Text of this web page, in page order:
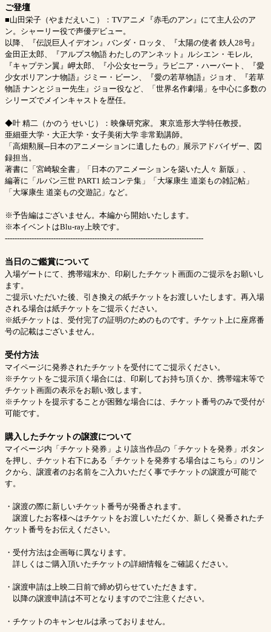
ご登壇
■山田栄子（やまだえいこ）：TVアニメ『赤毛のアン』にて主人公のア
ン。シャーリー役で声優デビュー。
以降、『伝説巨人イデオン』バンダ・ロッタ、『太陽の使者 鉄人28号』
金田正太郎、『アルプス物語 わたしのアンネット』ルシエン・モレル,
『キャプテン翼』岬太郎、『小公女セーラ』ラビニア・ハーバート、『愛
少女ポリアンナ物語』ジミー・ビーン、『愛の若草物語』ジョオ、『若草
物語 ナンとジョー先生』ジョー役など、「世界名作劇場」を中心に多数の
シリーズでメインキャストを歴任。
◆叶 精二（かのう せいじ）：映像研究家。 東京造形大学特任教授。
亜細亜大学・大正大学・女子美術大学 非常勤講師。
「高畑勲展─日本のアニメーションに遺したもの」展示アドバイザー、図
録担当。
著書に「宮崎駿全書」「日本のアニメーションを築いた人々 新版」、
編著に「ルパン三世 PART1 絵コンテ集」「大塚康生 道楽もの雑記帖」
「大塚康生 道楽もの交遊記」など。
※予告編はございません。本編から開始いたします。
※本イベントはBlu-ray上映です。
----------------------------------------------------------------------------------
当日のご鑑賞について
入場ゲートにて、携帯端末か、印刷したチケット画面のご提示をお願いし
ます。
ご提示いただいた後、引き換えの紙チケットをお渡しいたします。再入場
される場合は紙チケットをご提示ください。
※紙チケットは、受付完了の証明のためのものです。チケット上に座席番
号の記載はございません。
受付方法
マイページに発券されたチケットを受付にてご提示ください。
※チケットをご提示頂く場合には、印刷してお持ち頂くか、携帯端末等で
チケット画面の表示をお願い致します。
※チケットを提示することが困難な場合には、チケット番号のみで受付が
可能です。
購入したチケットの譲渡について
マイページ内「チケット発券」より該当作品の「チケットを発券」ボタン
を押し、チケット右下にある「チケットを発券する場合はこちら」のリン
クから、譲渡者のお名前をご入力いただく事でチケットの譲渡が可能で
す。
・譲渡の際に新しいチケット番号が発番されます。
譲渡したお客様へはチケットをお渡しいただくか、新しく発番されたチ
ケット番号をお伝えください。
・受付方法は企画毎に異なります。
詳しくはご購入頂いたチケットの詳細情報をご確認ください。
・譲渡申請は上映二日前で締め切らせていただきます。
以降の譲渡申請は不可となりますのでご注意ください。
・チケットのキャンセルは承っておりません。